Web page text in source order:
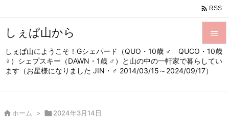
しぇぱ山から
しぇぱ山にようこそ！Gシェパード（QUO・10歳 ♂ QUCO・10歳
♀）シェプスキー（DAWN・1歳 ♂）と山の中の一軒家で暮らしてい
ます（お星様になりました JIN・♂ 2014/03/15～2024/09/17）


メニュ
サイド
 RSS
 ホーム > 2024年3月14日